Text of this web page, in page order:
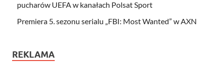
pucharów UEFA w kanałach Polsat Sport
Premiera 5. sezonu serialu „FBI: Most Wanted” w AXN
REKLAMA